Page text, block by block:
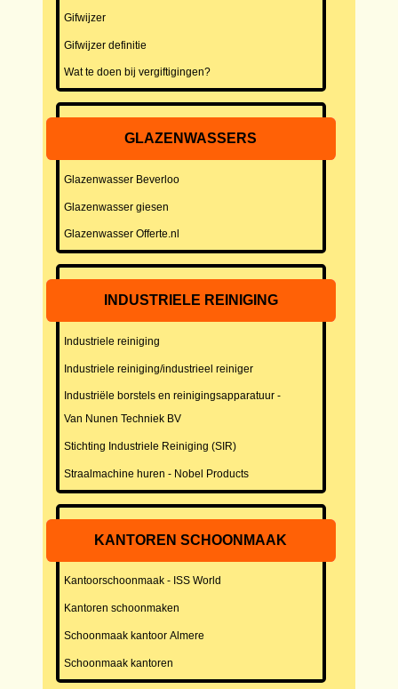
Gifwijzer
Gifwijzer definitie
Wat te doen bij vergiftigingen?
GLAZENWASSERS
Glazenwasser Beverloo
Glazenwasser giesen
Glazenwasser Offerte.nl
INDUSTRIELE REINIGING
Industriele reiniging
Industriele reiniging/industrieel reiniger
Industriële borstels en reinigingsapparatuur -
Van Nunen Techniek BV
Stichting Industriele Reiniging (SIR)
Straalmachine huren - Nobel Products
KANTOREN SCHOONMAAK
Kantoorschoonmaak - ISS World
Kantoren schoonmaken
Schoonmaak kantoor Almere
Schoonmaak kantoren